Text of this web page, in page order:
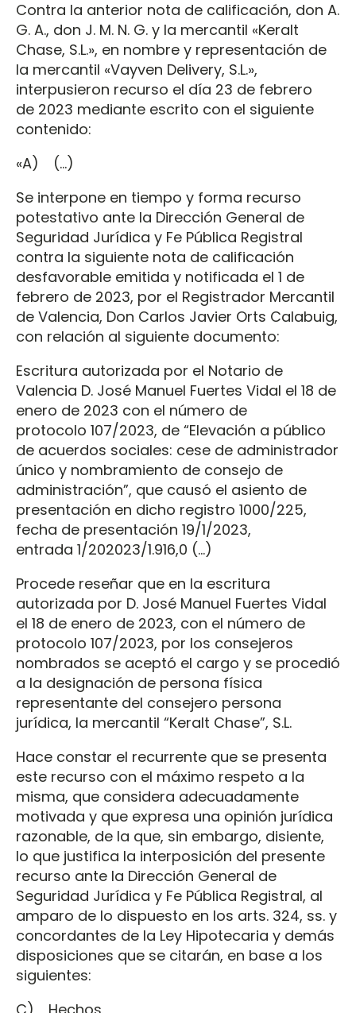
Contra la anterior nota de calificación, don A.
G. A., don J. M. N. G. y la mercantil «Keralt
Chase, S.L.», en nombre y representación de
la mercantil «Vayven Delivery, S.L.»,
interpusieron recurso el día 23 de febrero
de 2023 mediante escrito con el siguiente
contenido:
«A) (…)
Se interpone en tiempo y forma recurso
potestativo ante la Dirección General de
Seguridad Jurídica y Fe Pública Registral
contra la siguiente nota de calificación
desfavorable emitida y notificada el 1 de
febrero de 2023, por el Registrador Mercantil
de Valencia, Don Carlos Javier Orts Calabuig,
con relación al siguiente documento:
Escritura autorizada por el Notario de
Valencia D. José Manuel Fuertes Vidal el 18 de
enero de 2023 con el número de
protocolo 107/2023, de “Elevación a público
de acuerdos sociales: cese de administrador
único y nombramiento de consejo de
administración”, que causó el asiento de
presentación en dicho registro 1000/225,
fecha de presentación 19/1/2023,
entrada 1/202023/1.916,0 (…)
Procede reseñar que en la escritura
autorizada por D. José Manuel Fuertes Vidal
el 18 de enero de 2023, con el número de
protocolo 107/2023, por los consejeros
nombrados se aceptó el cargo y se procedió
a la designación de persona física
representante del consejero persona
jurídica, la mercantil “Keralt Chase”, S.L.
Hace constar el recurrente que se presenta
este recurso con el máximo respeto a la
misma, que considera adecuadamente
motivada y que expresa una opinión jurídica
razonable, de la que, sin embargo, disiente,
lo que justifica la interposición del presente
recurso ante la Dirección General de
Seguridad Jurídica y Fe Pública Registral, al
amparo de lo dispuesto en los arts. 324, ss. y
concordantes de la Ley Hipotecaria y demás
disposiciones que se citarán, en base a los
siguientes: